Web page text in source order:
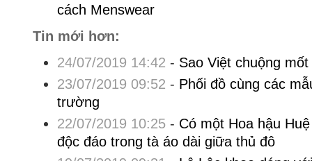
cách Menswear
Tin mới hơn:
24/07/2019 14:42 - Sao Việt chuộng
23/07/2019 09:52 - Phối đồ cùng các
trường
22/07/2019 10:25- Có một Hoa hậu
độc đáo trong tà áo dài giữa thủ đô